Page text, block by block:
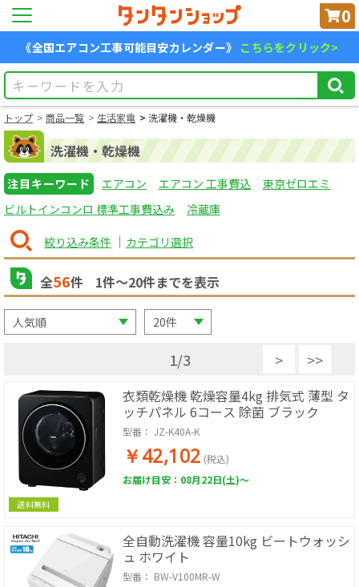
0
《全国エアコン工事可能目安カレンダー》 こちらをクリック>
トップ 商品一覧 生活家電 洗濯機・乾燥機
洗濯機・乾燥機
注目キーワード エアコン エアコン 工事費込
東京ゼロエミ
ビルトインコンロ 標準工事費込み
冷蔵庫
絞り込み条件 カテゴリ選択
全56件 1件〜20件までを表示
1/3 > >>
送料無料
衣類乾燥機 乾燥容量4kg 排気式 薄型 タ
ッチパネル 6コース 除菌 ブラック
型番： JZ-K40A-K
￥42,102 (税込)
お届け目安：08月22日(土)～
全自動洗濯機 容量10kg ビートウォッシ
ュ ホワイト
型番： BW-V100MR-W